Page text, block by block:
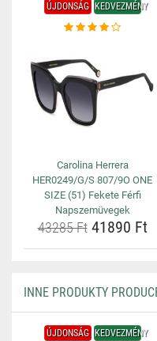
ÚJDONSÁG KEDVEZMÉNY
Carolina Herrera
HER0249/G/S 807/9O ONE
SIZE (51) Fekete Férfi
Napszemüvegek
43285 Ft41890 Ft
INNE PRODUKTY
ÚJDONSÁG KEDVEZMÉNY